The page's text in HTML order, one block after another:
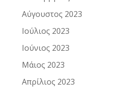
Αύγουστος 2023
Ιούλιος 2023
Ιούνιος 2023
Μάιος 2023
Απρίλιος 2023